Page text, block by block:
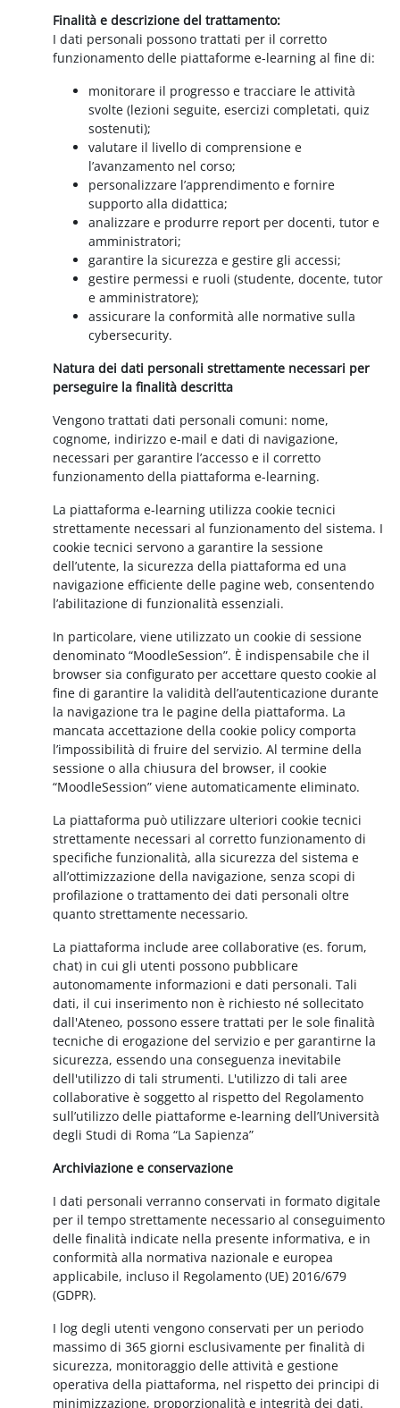
Finalità e descrizione del trattamento:
I dati personali possono trattati per il corretto
funzionamento delle piattaforme e-learning al fine di:
monitorare il progresso e tracciare le attività
svolte (lezioni seguite, esercizi completati, quiz
sostenuti);
valutare il livello di comprensione e
l’avanzamento nel corso;
personalizzare l’apprendimento e fornire
supporto alla didattica;
analizzare e produrre report per docenti, tutor e
amministratori;
garantire la sicurezza e gestire gli accessi;
gestire permessi e ruoli (studente, docente, tutor
e amministratore);
assicurare la conformità alle normative sulla
cybersecurity.
Natura dei dati personali strettamente necessari per
perseguire la finalità descritta
Vengono trattati dati personali comuni: nome,
cognome, indirizzo e-mail e dati di navigazione,
necessari per garantire l’accesso e il corretto
funzionamento della piattaforma e-learning.
La piattaforma e-learning utilizza cookie tecnici
strettamente necessari al funzionamento del sistema. I
cookie tecnici servono a garantire la sessione
dell’utente, la sicurezza della piattaforma ed una
navigazione efficiente delle pagine web, consentendo
l’abilitazione di funzionalità essenziali.
In particolare, viene utilizzato un cookie di sessione
denominato “MoodleSession”. È indispensabile che il
browser sia configurato per accettare questo cookie al
fine di garantire la validità dell’autenticazione durante
la navigazione tra le pagine della piattaforma. La
mancata accettazione della cookie policy comporta
l’impossibilità di fruire del servizio. Al termine della
sessione o alla chiusura del browser, il cookie
“MoodleSession” viene automaticamente eliminato.
La piattaforma può utilizzare ulteriori cookie tecnici
strettamente necessari al corretto funzionamento di
specifiche funzionalità, alla sicurezza del sistema e
all’ottimizzazione della navigazione, senza scopi di
profilazione o trattamento dei dati personali oltre
quanto strettamente necessario.
La piattaforma include aree collaborative (es. forum,
chat) in cui gli utenti possono pubblicare
autonomamente informazioni e dati personali. Tali
dati, il cui inserimento non è richiesto né sollecitato
dall'Ateneo, possono essere trattati per le sole finalità
tecniche di erogazione del servizio e per garantirne la
sicurezza, essendo una conseguenza inevitabile
dell'utilizzo di tali strumenti. L'utilizzo di tali aree
collaborative è soggetto al rispetto del Regolamento
sull’utilizzo delle piattaforme e-learning dell’Università
degli Studi di Roma “La Sapienza”
Archiviazione e conservazione
I dati personali verranno conservati in formato digitale
per il tempo strettamente necessario al conseguimento
delle finalità indicate nella presente informativa, e in
conformità alla normativa nazionale e europea
applicabile, incluso il Regolamento (UE) 2016/679
(GDPR).
I log degli utenti vengono conservati per un periodo
massimo di 365 giorni esclusivamente per finalità di
sicurezza, monitoraggio delle attività e gestione
operativa della piattaforma, nel rispetto dei principi di
minimizzazione, proporzionalità e integrità dei dati.